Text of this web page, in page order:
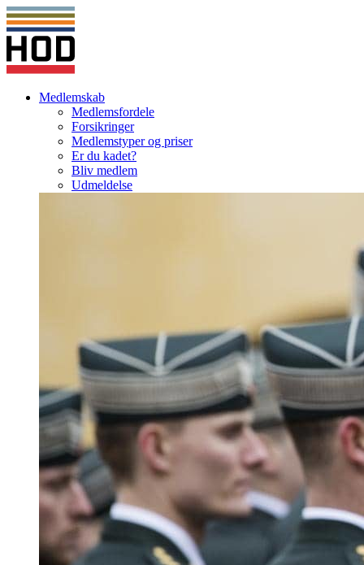
Medlemskab
Medlemsfordele
Forsikringer
Medlemstyper og priser
Er du kadet?
Bliv medlem
Udmeldelse